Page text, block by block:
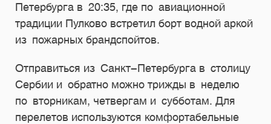
Петербурга в 20:35, где по авиационной
традиции Пулково встретил борт водной аркой
из пожарных брандспойтов.
Отправиться из Санкт-Петербурга в столицу
Сербии и обратно можно трижды в неделю
по вторникам, четвергам и субботам. Для
перелетов используются комфортабельные